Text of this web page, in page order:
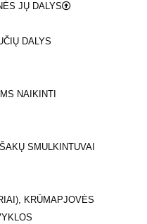
JŲ DALYS
DALYS
NAIKINTI
SMULKINTUVAI
KRŪMAPJOVĖS